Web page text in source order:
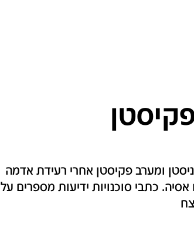
ומערב פקיסטן אחרי רעידת אדמה
דרום אסיה. כתבי סוכנויות ידיעות מספרים על